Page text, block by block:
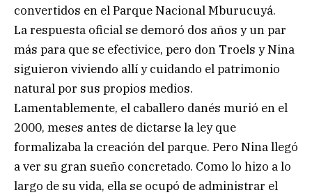
convertidos en el Parque Nacional Mburucuyá.
La respuesta oficial se demoró dos años y un par
más para que se efectivice, pero don Troels y Nina
siguieron viviendo allí y cuidando el patrimonio
natural por sus propios medios.
Lamentablemente, el caballero danés murió en el
2000, meses antes de dictarse la ley que
formalizaba la creación del parque. Pero Nina llegó
a ver su gran sueño concretado. Como lo hizo a lo
largo de su vida, ella se ocupó de administrar el